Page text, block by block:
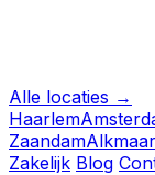
Alle locaties →
Haarlem
ZaandamAlkmaar
Zakelijk Blog